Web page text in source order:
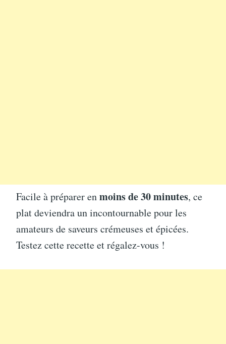
Facile à préparer enmoins de 30 minutes, ce
plat deviendra un incontournable pour les
amateurs de saveurs crémeuses et épicées.
Testez cette recette et régalez-vous !